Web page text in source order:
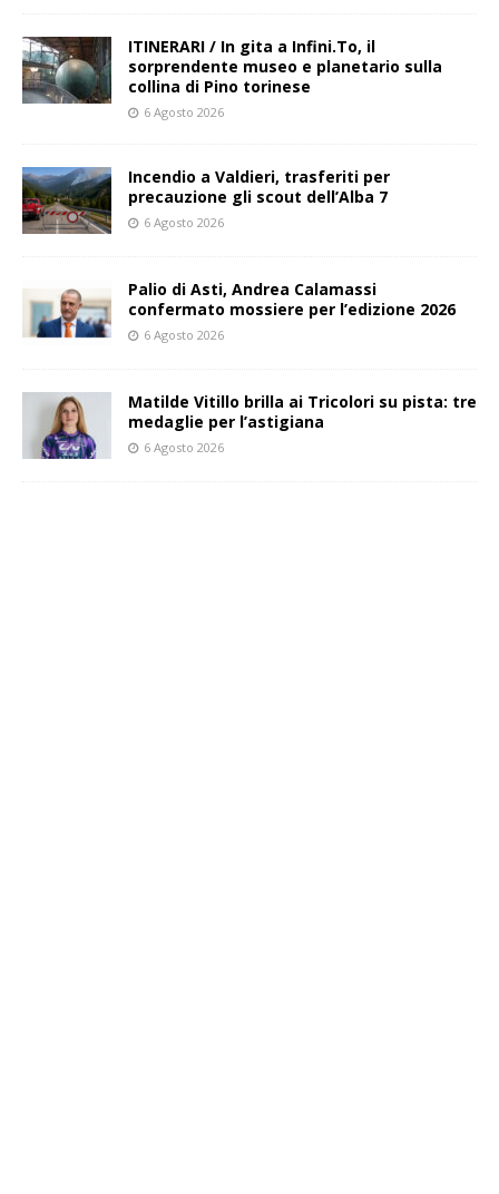
ITINERARI / In gita a Infini.To, il
sorprendente museo e planetario sulla
collina di Pino torinese
6 Agosto 2026
Incendio a Valdieri, trasferiti per
precauzione gli scout dell’Alba 7
6 Agosto 2026
Palio di Asti, Andrea Calamassi
confermato mossiere per l’edizione 2026
6 Agosto 2026
Matilde Vitillo brilla ai Tricolori su pista: tre
medaglie per l’astigiana
6 Agosto 2026